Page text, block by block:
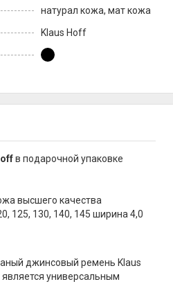
натурал кожа, мат кожа
Klaus Hoff
в подарочной упаковке
высшего качества
125, 130, 140, 145 ширина 4,0
джинсовый ремень Klaus
универсальным